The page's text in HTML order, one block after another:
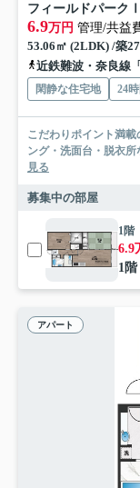
フィールドパーク
6.9万円 管理/共益
53.06㎡ (2LDK) /築
近鉄難波・奈良線
閑静な住宅地 24
こだわりポイント満
ング・洗面台・脱衣
見る
募集中の部屋
1階
6.9
1
アパート